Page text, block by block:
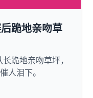
跪地亲吻草
跪地亲吻草坪，
人泪下。